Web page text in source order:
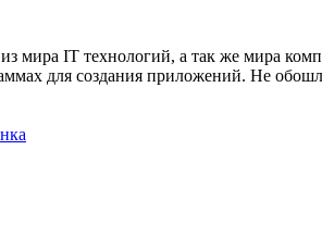
мира IT технологий, а так же мира
для создания приложений. Не